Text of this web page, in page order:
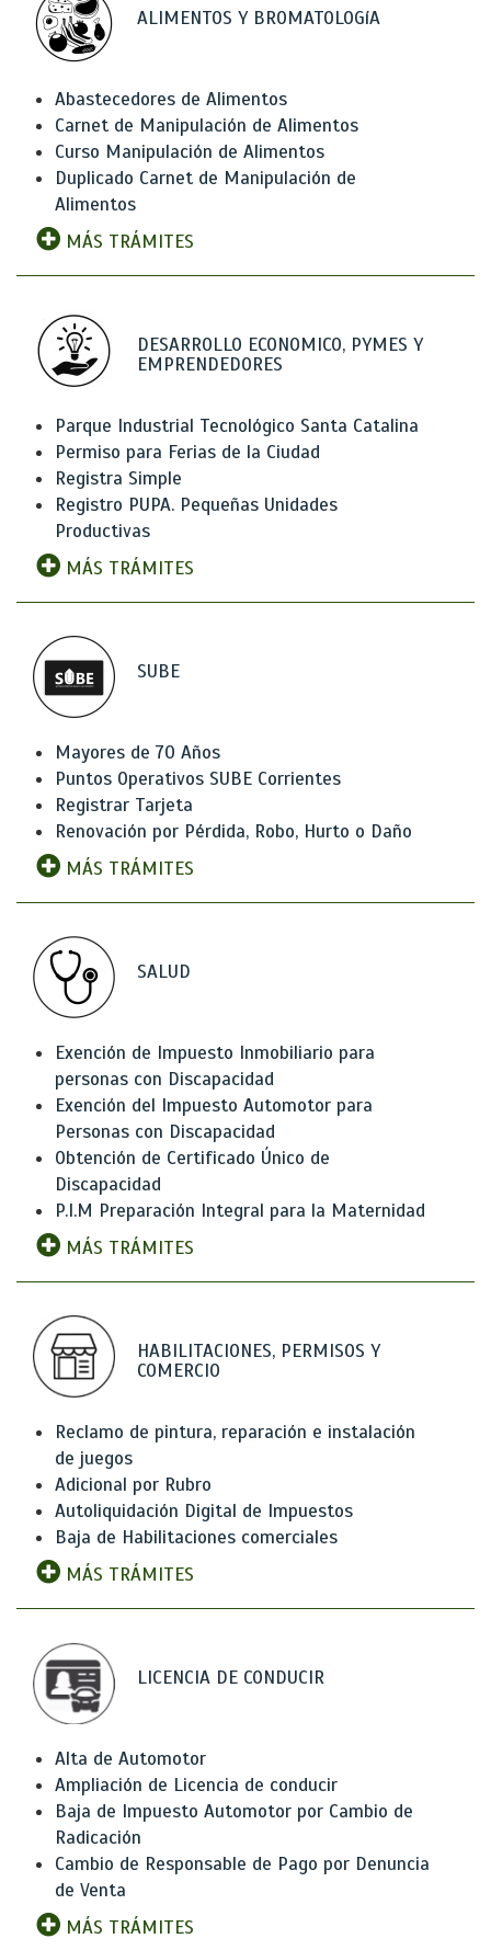
ALIMENTOS Y BROMATOLOGíA
Abastecedores de Alimentos
Carnet de Manipulación de Alimentos
Curso Manipulación de Alimentos
Duplicado Carnet de Manipulación de
Alimentos
MÁS TRÁMITES
DESARROLLO ECONOMICO, PYMES Y
EMPRENDEDORES
Parque Industrial Tecnológico Santa Catalina
Permiso para Ferias de la Ciudad
Registra Simple
Registro PUPA. Pequeñas Unidades
Productivas
MÁS TRÁMITES
SUBE
Mayores de 70 Años
Puntos Operativos SUBE Corrientes
Registrar Tarjeta
Renovación por Pérdida, Robo, Hurto o Daño
MÁS TRÁMITES
SALUD
Exención de Impuesto Inmobiliario para
personas con Discapacidad
Exención del Impuesto Automotor para
Personas con Discapacidad
Obtención de Certificado Único de
Discapacidad
P.I.M Preparación Integral para la Maternidad
MÁS TRÁMITES
HABILITACIONES, PERMISOS Y
COMERCIO
Reclamo de pintura, reparación e instalación
de juegos
Adicional por Rubro
Autoliquidación Digital de Impuestos
Baja de Habilitaciones comerciales
MÁS TRÁMITES
LICENCIA DE CONDUCIR
Alta de Automotor
Ampliación de Licencia de conducir
Baja de Impuesto Automotor por Cambio de
Radicación
Cambio de Responsable de Pago por Denuncia
de Venta
MÁS TRÁMITES